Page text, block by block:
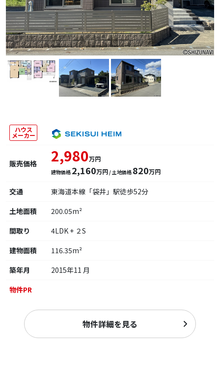
ハウス
メーカー
販売価格 2,980万円
建物価格 2,160万円/ 土地価格 820万円
交通
東海道本線「袋井」駅徒歩52分
土地面積
200.05m²
間取り
4LDK + ２S
建物面積
116.35m²
築年月
2015年11 月
物件PR
物件詳細を見る